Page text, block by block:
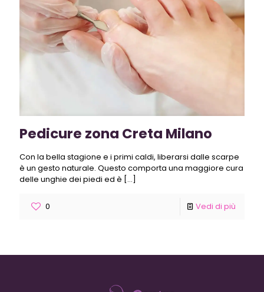
Pedicure zona Creta Milano
Con la bella stagione e i primi caldi, liberarsi dalle scarpe
è un gesto naturale. Questo comporta una maggiore cura
delle unghie dei piedi ed è […]
0 Vedi di più